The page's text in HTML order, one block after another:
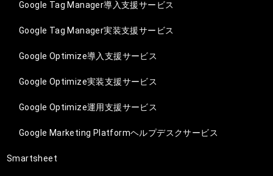
Google Tag Manager導入支援サービス
Google Tag Manager実装支援サービス
Google Optimize導入支援サービス
Google Optimize実装支援サービス
Google Optimize運用支援サービス
Google Marketing Platformヘルプデスクサービス
Smartsheet